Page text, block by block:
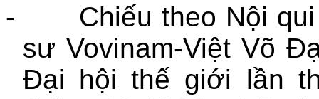
-
Chiếu theo Nội
sư Vovinam-Việt Võ
Đại hội thế giới lần